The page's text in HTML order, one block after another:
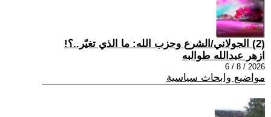
(2) الجولاني/الشرع وحزب الله: ما الذي تغيّر..؟!
ازهر عبدالله طوالبه
2026 / 8 / 6
مواضيع وابحاث سياسية